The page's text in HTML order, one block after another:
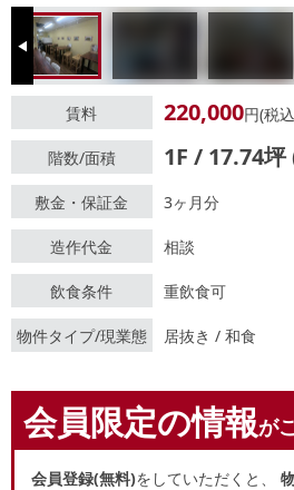
Previous
賃料 220,000円(税
階数/面積 1F / 17.74坪
敷金・保証金 3ヶ月分
造作代金 相談
飲食条件 重飲食可
物件タイプ/現業態 居抜き / 和食
会員限定の情報が
会員登録(無料)をしていただくと、